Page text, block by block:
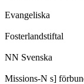
Evangeliska
Fosterlandstiftal
NN Svenska
Missions-N s]